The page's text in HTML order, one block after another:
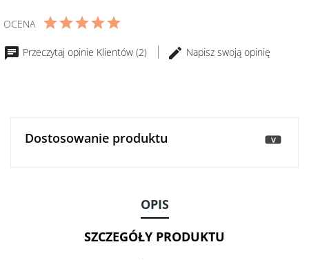
smażenia
500g
OCENA
Przeczytaj opinie Klientów (2) Napisz swoją opinię
Dostosowanie produktu >
OPIS
SZCZEGÓŁY PRODUKTU